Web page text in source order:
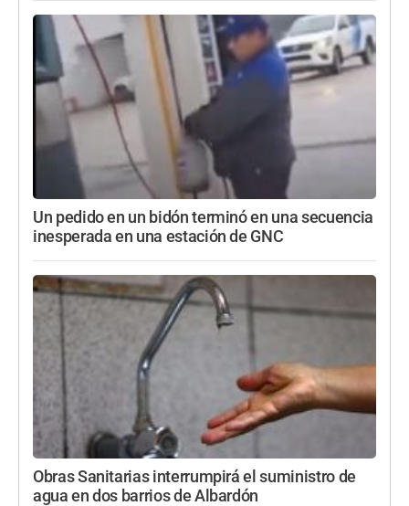
Un pedido en un bidón terminó en una secuencia
inesperada en una estación de GNC
Obras Sanitarias interrumpirá el suministro de
agua en dos barrios de Albardón